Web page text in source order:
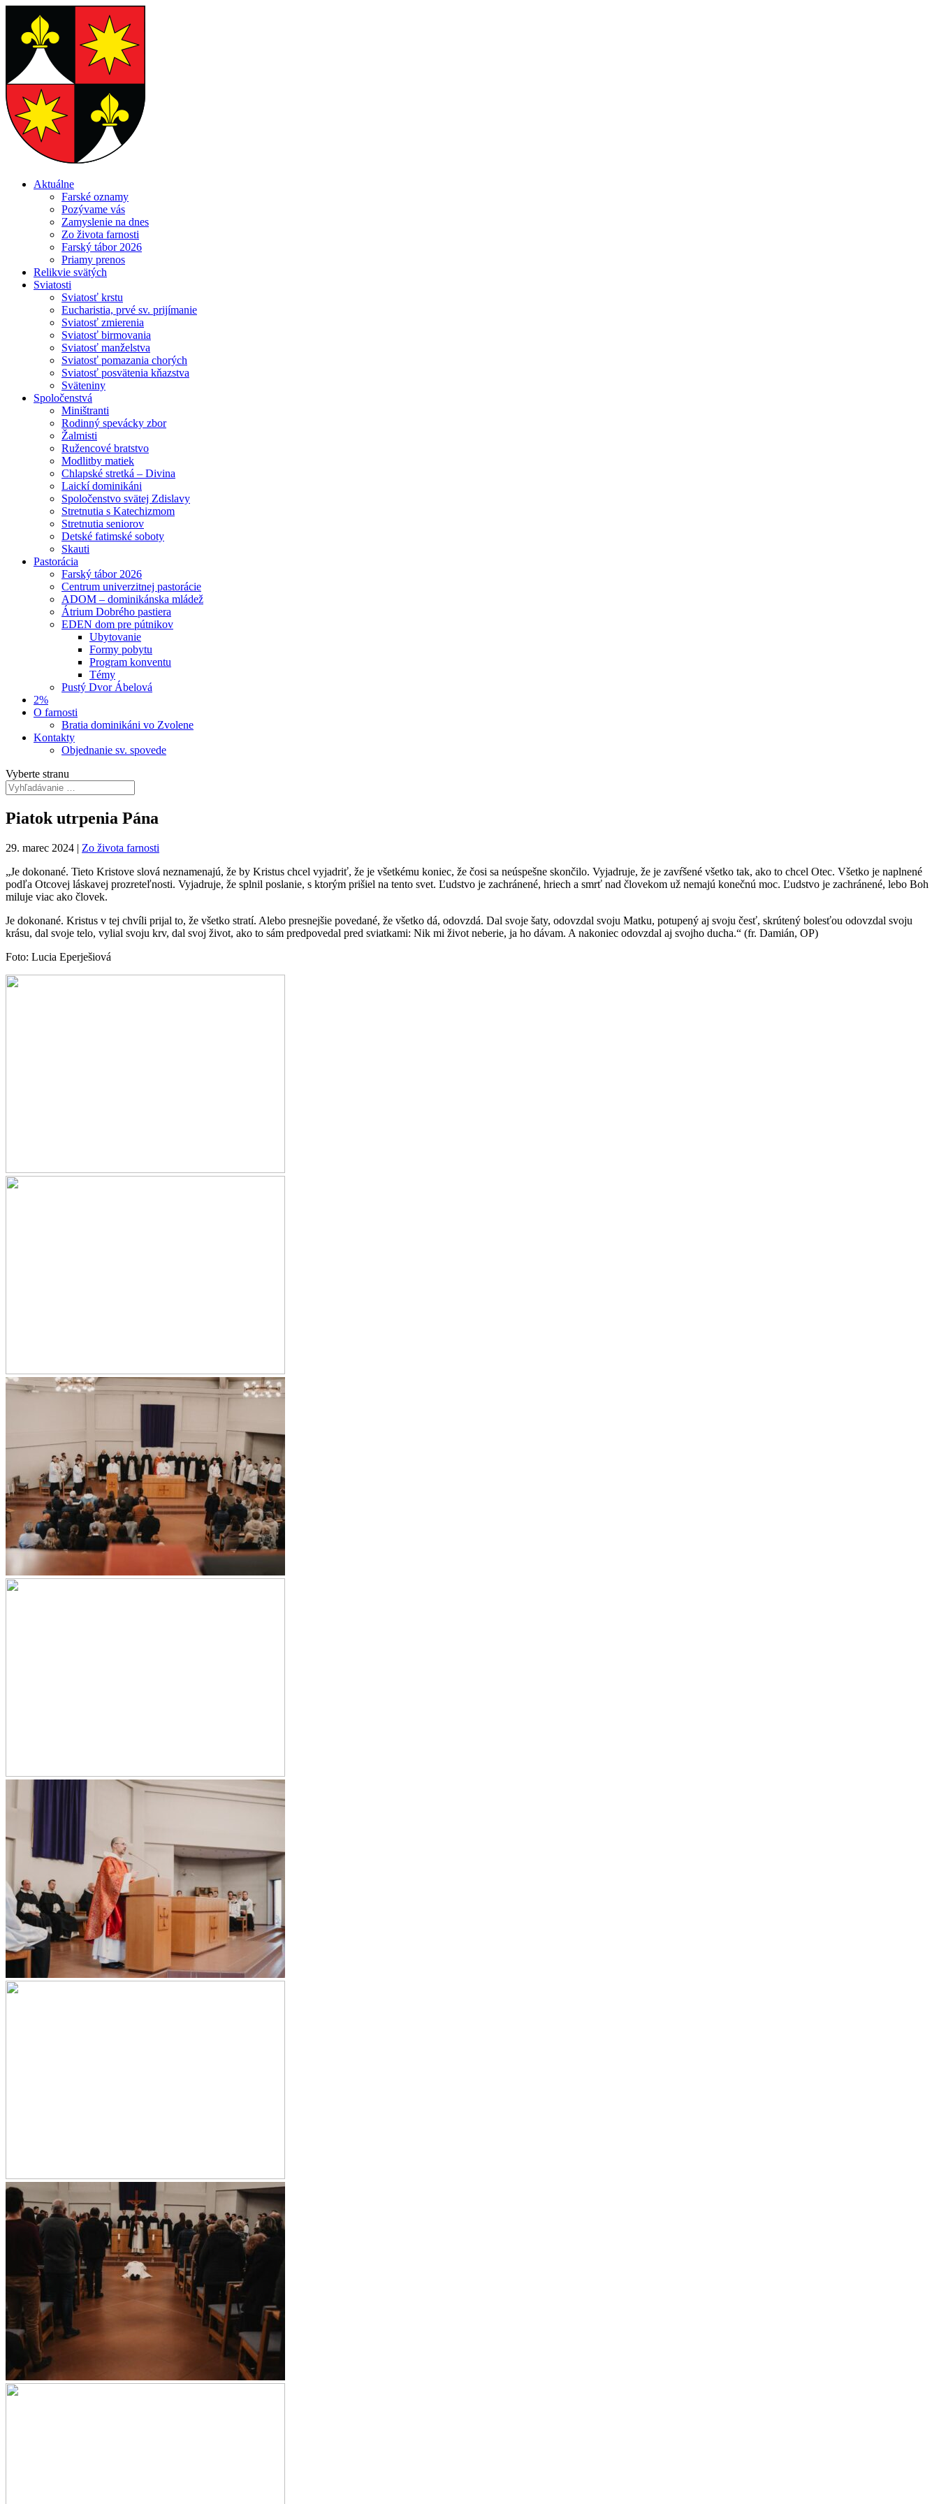
Aktuálne
Farské oznamy
Pozývame vás
Zamyslenie na dnes
Zo života farnosti
Farský tábor 2026
Priamy prenos
Relikvie svätých
Sviatosti
Sviatosť krstu
Eucharistia, prvé sv. prijímanie
Sviatosť zmierenia
Sviatosť birmovania
Sviatosť manželstva
Sviatosť pomazania chorých
Sviatosť posvätenia kňazstva
Sväteniny
Spoločenstvá
Miništranti
Rodinný spevácky zbor
Žalmisti
Ružencové bratstvo
Modlitby matiek
Chlapské stretká – Divina
Laickí dominikáni
Spoločenstvo svätej Zdislavy
Stretnutia s Katechizmom
Stretnutia seniorov
Detské fatimské soboty
Skauti
Pastorácia
Farský tábor 2026
Centrum univerzitnej pastorácie
ADOM – dominikánska mládež
Átrium Dobrého pastiera
EDEN dom pre pútnikov
Ubytovanie
Formy pobytu
Program konventu
Témy
Pustý Dvor Ábelová
2%
O farnosti
Bratia dominikáni vo Zvolene
Kontakty
Objednanie sv. spovede
Vyberte stranu
Piatok utrpenia Pána
29. marec 2024 | Zo života farnosti
„Je dokonané. Tieto Kristove slová neznamenajú, že by Kristus chcel vyjadriť, že je všetkému koniec, že čosi sa neúspešne skončilo. Vyjadruje, že je zavŕšené všetko tak, ako to chcel Otec. Všetko je naplnené
podľa Otcovej láskavej prozreteľnosti. Vyjadruje, že splnil poslanie, s ktorým prišiel na tento svet. Ľudstvo je zachránené, hriech a smrť nad človekom už nemajú konečnú moc. Ľudstvo je zachránené, lebo Boh
miluje viac ako človek.
Je dokonané. Kristus v tej chvíli prijal to, že všetko stratí. Alebo presnejšie povedané, že všetko dá, odovzdá. Dal svoje šaty, odovzdal svoju Matku, potupený aj svoju česť, skrútený bolesťou odovzdal svoju
krásu, dal svoje telo, vylial svoju krv, dal svoj život, ako to sám predpovedal pred sviatkami: Nik mi život neberie, ja ho dávam. A nakoniec odovzdal aj svojho ducha.“ (fr. Damián, OP)
Foto: Lucia Eperješiová